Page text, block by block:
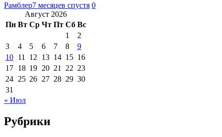
Рамблер7 месяцев спустя 0
Август 2026
Пн Вт Ср Чт Пт Сб Вс
1
2
3
4 5 6 7 8
9
10 11 12 13 14 15 16
17 18 19 20 21 22 23
24 25 26 27 28 29 30
31
« Июл
Рубрики